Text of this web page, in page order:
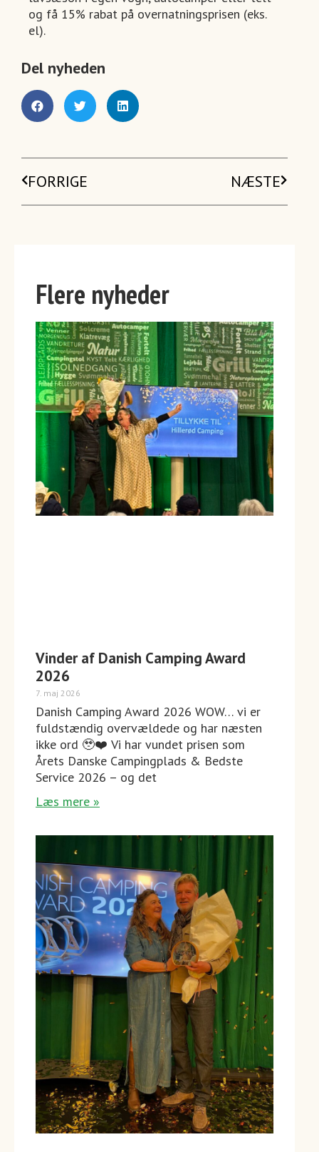
og få 15% rabat på overnatningsprisen (eks.
el).
Del nyheden
FORRIGE NÆSTE
Flere nyheder
Vinder af Danish Camping Award
2026
7. maj 2026
Danish Camping Award 2026 WOW… vi er
fuldstændig overvældede og har næsten
ikke ord 🥹❤️ Vi har vundet prisen som
Årets Danske Campingplads & Bedste
Service 2026 – og det
Læs mere »